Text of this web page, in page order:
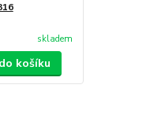
skladem
košíku